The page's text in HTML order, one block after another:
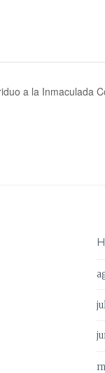
a la Inmaculada